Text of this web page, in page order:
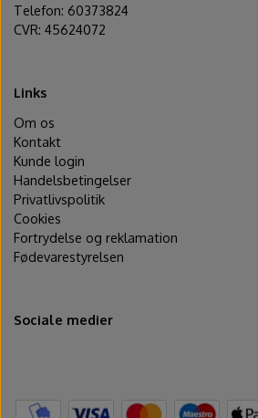
Telefon: 60373824
CVR: 45624072
Links
Om os
Kontakt
Kunde login
Handelsbetingelser
Privatlivspolitik
Cookies
Fortrydelse og reklamation
Fødevarestyrelsen
Sociale medier